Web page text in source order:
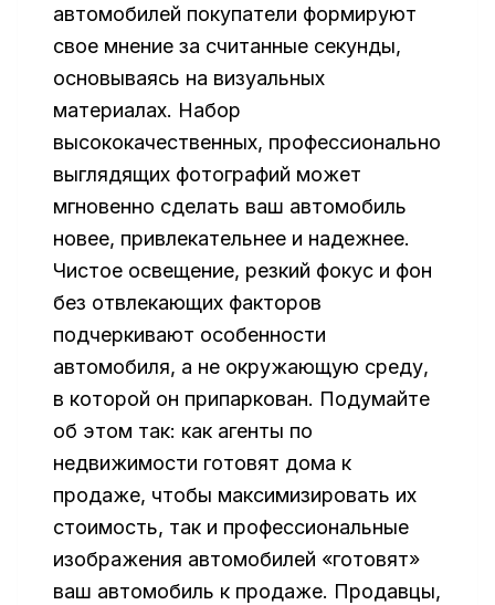
автомобилей покупатели формируют
свое мнение за считанные секунды,
основываясь на визуальных
материалах. Набор
высококачественных, профессионально
выглядящих фотографий может
мгновенно сделать ваш автомобиль
новее, привлекательнее и надежнее.
Чистое освещение, резкий фокус и фон
без отвлекающих факторов
подчеркивают особенности
автомобиля, а не окружающую среду,
в которой он припаркован. Подумайте
об этом так: как агенты по
недвижимости готовят дома к
продаже, чтобы максимизировать их
стоимость, так и профессиональные
изображения автомобилей «готовят»
ваш автомобиль к продаже. Продавцы,